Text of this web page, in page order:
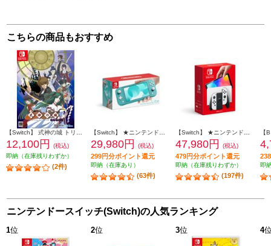
こちらの商品もおすすめ
12,100円
(税込)
即納（在庫残りわずか）
(2件)
29,980円 (税込)
299円分ポイント還元
即納（在庫あり）
(63件)
47,980円 (税込)
479円分ポイント還元
即納（在庫残りわずか）
(197件)
即
ニンテンドースイッチ(Switch)の人気ランキング
1位 2位 3位 4